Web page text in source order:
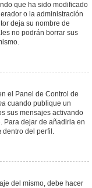
que ha sido modificado
o la administración
deja su nombre de
no podrán borrar sus
el Panel de Control de
cuando publique un
sus mensajes activando
Para dejar de añadirla en
dentro del perfil.
del mismo, debe hacer